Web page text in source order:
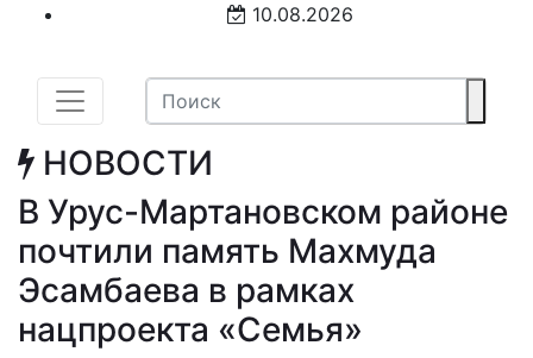
10.08.2026
НОВОСТИ
В Урус-Мартановском районе
почтили память Махмуда
Эсамбаева в рамках
нацпроекта «Семья»